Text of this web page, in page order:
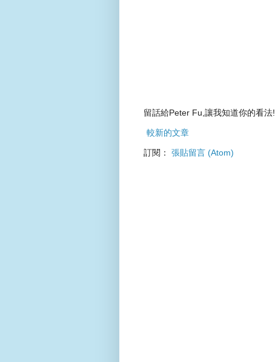
留話給Peter Fu,讓我知道你的看法!
較新的文章
訂閱： 張貼留言 (Atom)